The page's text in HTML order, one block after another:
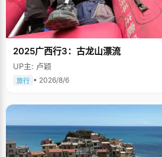
2025广西行3：古龙山漂流
UP主: 卢颖
旅行 • 2026/8/6